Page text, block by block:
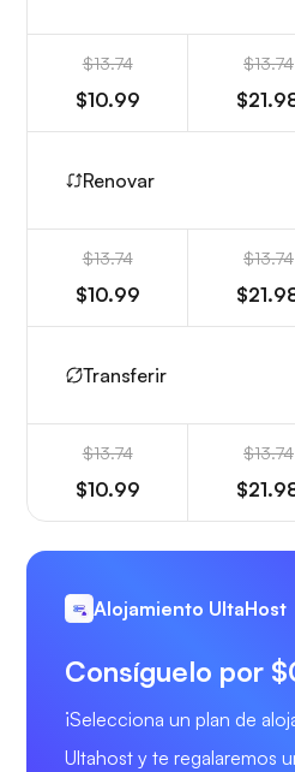
$13.74
$10.99
$13.74
Renovar
$13.74
$10.99
$13.74
Transferir
$13.74
$10.99
$13.74
Alojamiento UltaHost
Consíguelo por
¡Selecciona un plan de
Ultahost y te regalaremos